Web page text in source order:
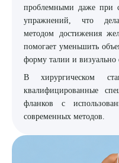
8
проблемными даже при
упражнений, что
методом достижения
помогает уменьшить
форму талии и визуально
В хирургическом
квалифицированные
фланков с
современных методов.